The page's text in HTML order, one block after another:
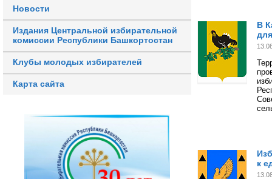
Новости
Издания Центральной избирательной
комиссии Республики Башкортостан
Клубы молодых избирателей
Карта сайта
В
к